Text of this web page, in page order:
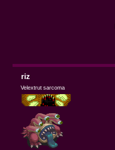
riz
Velextrut sarcoma